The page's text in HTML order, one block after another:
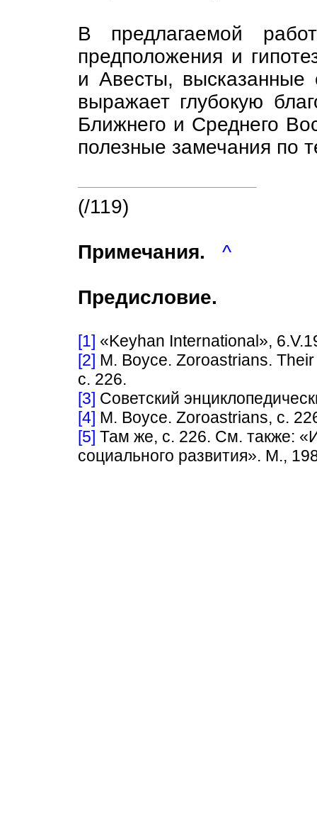
В предлагаемой
предположения и
и Авесты,
выражает глубокую
Ближнего и Среднего
полезные замечания по
(/119)
Примечания. ^
Предисловие.
[1] «Keyhan International»,
[2] М. Boyce. Zoroastrians.
с. 226.
[3] Советский
[4] М. Воусе. Zoroastrians, с.
[5] Там же, с. 226. См. также:
социального развития». М.,